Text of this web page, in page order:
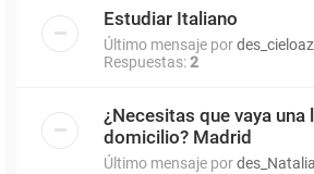
Estudiar Italiano
Último mensaje por
Respuestas:2
¿Necesitas que vaya
domicilio? Madrid
Último mensaje por